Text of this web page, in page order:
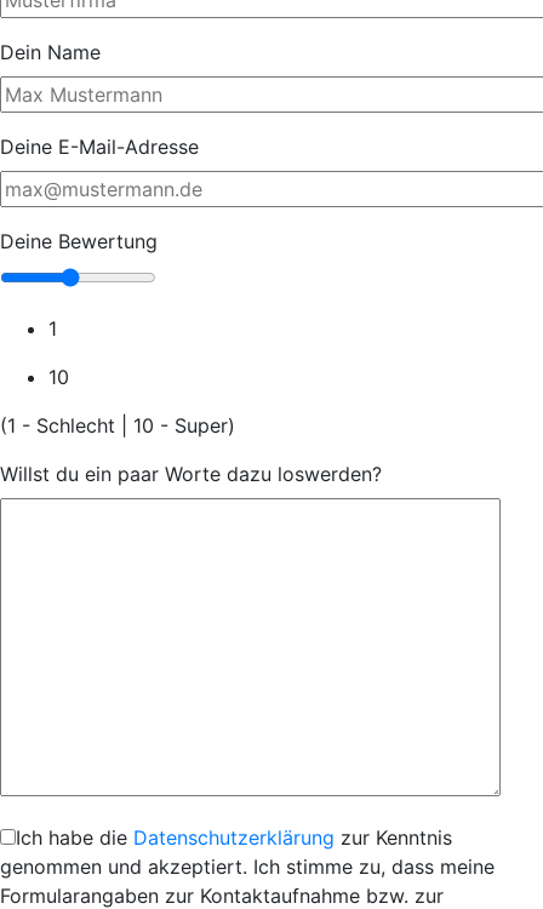
Dein Name
Deine E-Mail-Adresse
Deine Bewertung
1
10
(1 - Schlecht | 10 - Super)
Willst du ein paar Worte dazu loswerden?
Ich habe die Datenschutzerklärung zur Kenntnis
genommen und akzeptiert. Ich stimme zu, dass meine
Formularangaben zur Kontaktaufnahme bzw. zur